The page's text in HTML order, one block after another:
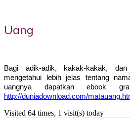
Uang
Bagi adik-adik, kakak-kakak,
mengetahui lebih jelas tentang
uangnya dapatkan ebook
http://duniadownload.com/
Visited 64 times, 1 visit(s) today